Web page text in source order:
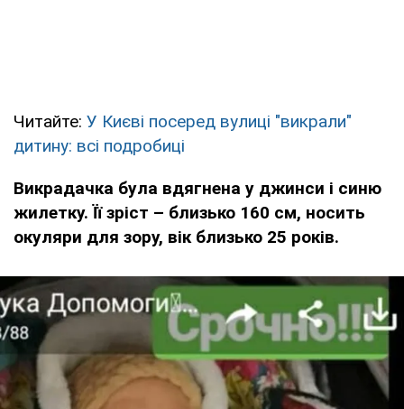
Читайте: У Києві посеред вулиці "викрали"
дитину: всі подробиці
Викрадачка була вдягнена у джинси і синю
жилетку. Її зріст – близько 160 см, носить
окуляри для зору, вік близько 25 років.